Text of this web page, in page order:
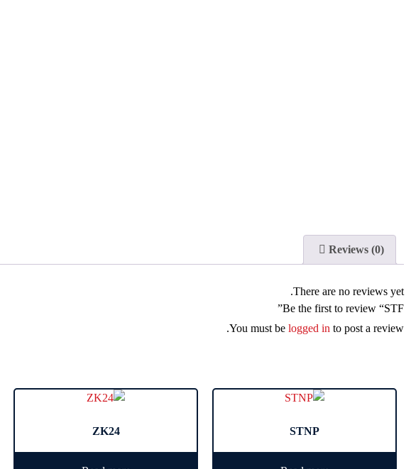
Reviews (0)
There are no reviews yet.
Be the first to review “STF”
You must be logged in to post a review.
STNP
ZK24